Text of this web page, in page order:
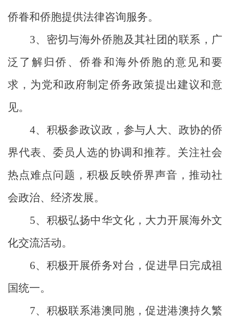
侨眷和侨胞提供法律咨询服务。
3、 密切与海外侨胞及其社团的联系，广
泛了解归侨、侨眷和海外侨胞的意见和要
求，为党和政府制定侨务政策提出建议和意
见。
4、 积极参政议政，参与人大、政协的侨
界代表、委员人选的协调和推荐。关注社会
热点难点问题，积极反映侨界声音，推动社
会政治、经济发展。
5、 积极弘扬中华文化，大力开展海外文
化交流活动。
6、 积极开展侨务对台，促进早日完成祖
国统一。
7、 积极联系港澳同胞，促进港澳持久繁